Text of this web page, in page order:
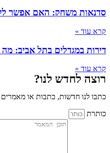
סדנאות משחק: האם אפשר
קרא עוד »
דירות במגדלים בתל אביב:
קרא עוד »
רוצה לחדש לנו?
כתבו לנו חדשות, כתבות או
כותרת